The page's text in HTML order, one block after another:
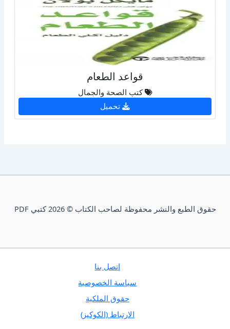
قواعد الطعام
كتب الصحة والجمال
تحميل
حقوق الطبع والنشر محفوظة لصاحب الكتاب © 2026 كتبي PDF
إتصل بنا
سياسة الخصوصية
حقوق الملكية
الارتباط (الكوكيز)